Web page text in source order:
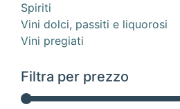
Spiriti
Vini dolci, passiti e liquorosi
Vini pregiati
Filtra per prezzo